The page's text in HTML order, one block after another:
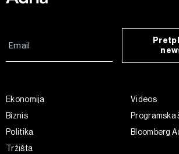
Ekonomija
Biznis
Politika
Tržišta
Videos
Programska
Bloomberg